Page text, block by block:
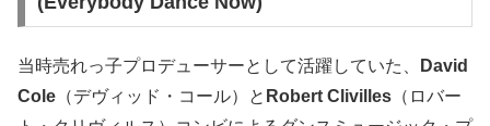
当時売れっ子プロデューサーとして活躍していた、
David
Cole （デヴィッド・コール）と Robert Clivilles （ロバー